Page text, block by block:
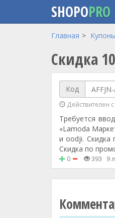
Перейти к основному
SHOPOPRO
Главная Купоны
Скидка
Код
Действителен с
Требуется
«Lamoda
и oodji. Скидка
Скидка по
0 393 9